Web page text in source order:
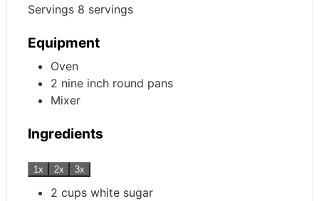
Servings 8 servings
Equipment
Oven
2 nine inch round pans
Mixer
Ingredients
1x 2x 3x
2 cups white sugar